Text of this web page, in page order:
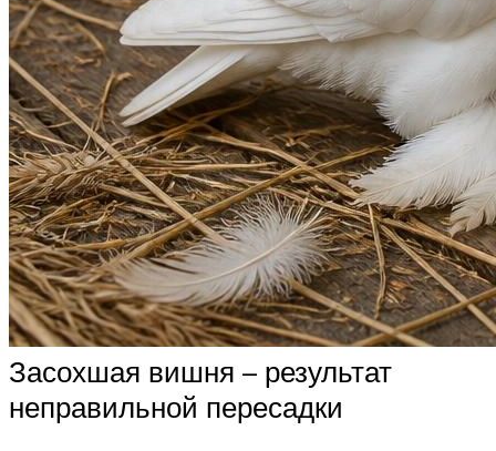
Засохшая вишня – результат
неправильной пересадки